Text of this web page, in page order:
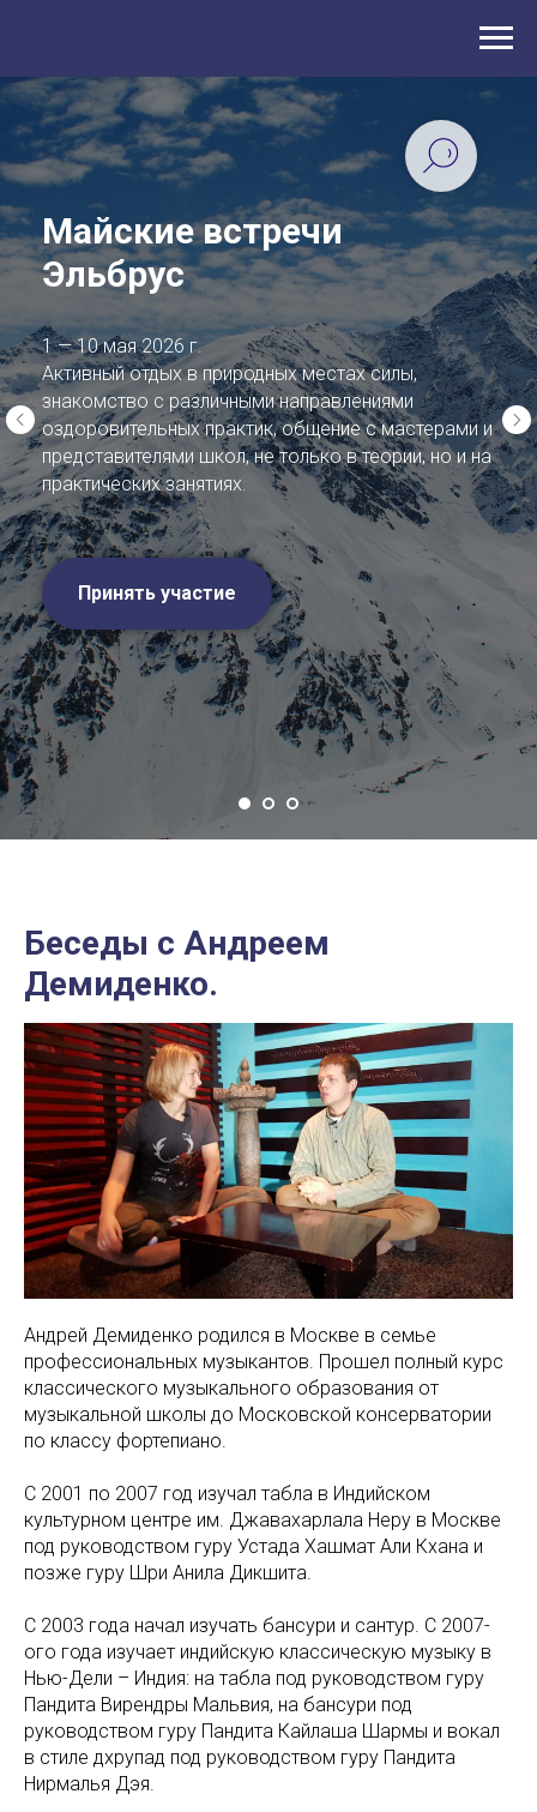
Майские встречи
Эльбрус
1 — 10 мая 2026 г.
Активный отдых в природных местах силы,
знакомство с различными направлениями
оздоровительных практик, общение с мастерами и
представителями школ, не только в теории, но и на
практических занятиях.
Принять участие
Беседы с Андреем
Демиденко.
Андрей Демиденко родился в Москве в семье
профессиональных музыкантов. Прошел полный курс
классического музыкального образования от
музыкальной школы до Московской консерватории
по классу фортепиано.
С 2001 по 2007 год изучал табла в Индийском
культурном центре им. Джавахарлала Неру в Москве
под руководством гуру Устада Хашмат Али Кхана и
позже гуру Шри Анила Дикшита.
С 2003 года начал изучать бансури и сантур. С 2007-
ого года изучает индийскую классическую музыку в
Нью-Дели – Индия: на табла под руководством гуру
Пандита Вирендры Мальвия, на бансури под
руководством гуру Пандита Кайлаша Шармы и вокал
в стиле дхрупад под руководством гуру Пандита
Нирмалья Дэя.